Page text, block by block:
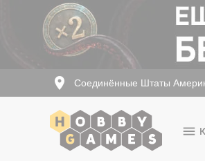
Соединённые Штаты